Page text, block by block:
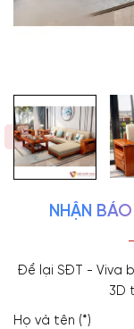
NHẬN
Để lại SĐT - Viva
3D
Họ và tên (*)